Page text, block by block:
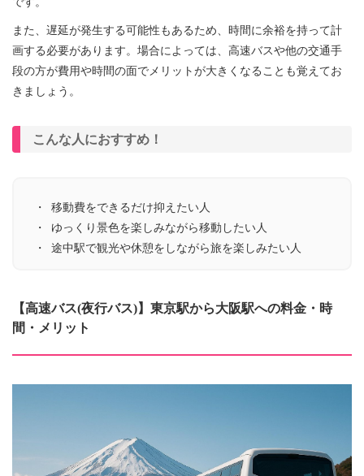
また、遅延が発生する可能性もあるため、時間に余裕を持って計
画する必要があります。場合によっては、高速バスや他の交通手
段の方が費用や時間の面でメリットが大きくなることも覚えてお
きましょう。
こんな人におすすめ！
移動費をできるだけ抑えたい人
ゆっくり景色を楽しみながら移動したい人
途中駅で観光や休憩をしながら旅を楽しみたい人
【高速バス(夜行バス)】東京駅から大阪駅への料金・時
間・メリット